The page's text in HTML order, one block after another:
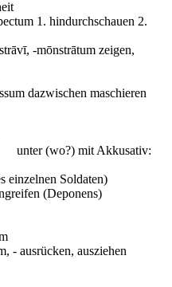
1. hindurchschauen 2.
-mōnstrātum zeigen,
dazwischen maschieren
(wo?) mit Akkusativ:
einzelnen Soldaten)
(Deponens)
- ausrücken, ausziehen